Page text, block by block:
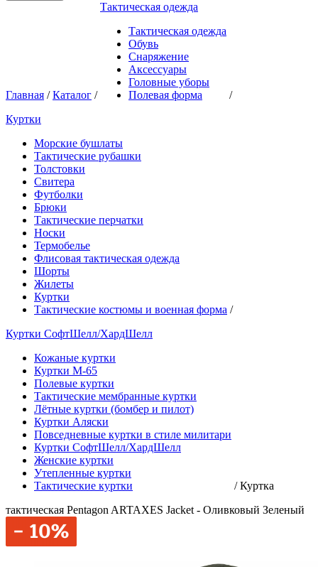
Главная /Каталог /
Тактическая одежда
Тактическая одежда
Обувь
Снаряжение
Аксессуары
Головные уборы
Полевая форма
/
Куртки
Морские бушлаты
Тактические рубашки
Толстовки
Свитера
Футболки
Брюки
Тактические перчатки
Носки
Термобелье
Флисовая тактическая одежда
Шорты
Жилеты
Куртки
Тактические костюмы и военная форма /
Куртки СофтШелл/ХардШелл
Кожаные куртки
Куртки М-65
Полевые куртки
Тактические мембранные куртки
Лётные куртки (бомбер и пилот)
Куртки Аляски
Повседневные куртки в стиле милитари
Куртки СофтШелл/ХардШелл
Женские куртки
Утепленные куртки
Тактические куртки
/Куртка
тактическая Pentagon ARTAXES Jacket - Оливковый Зеленый